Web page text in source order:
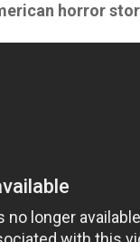
horror